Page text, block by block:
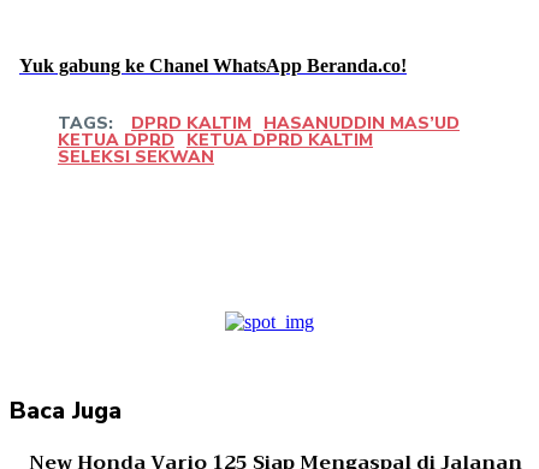
Yuk gabung ke Chanel WhatsApp Beranda.co!
TAGS: DPRD KALTIM HASANUDDIN MAS’UD
KETUA DPRD KETUA DPRD KALTIM
SELEKSI SEKWAN
Baca Juga